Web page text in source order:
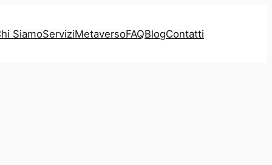
SiamoServiziMetaversoFAQBlogContatti